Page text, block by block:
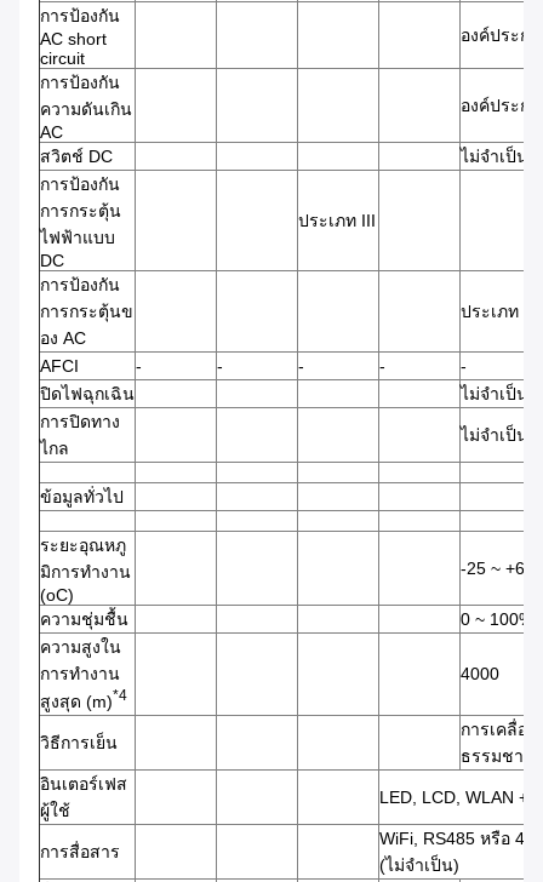
การป้องกัน
AC short
circuit
องค์ประก
การป้องกัน
ความดันเกิน
AC
องค์ประก
สวิตช์ DC
ไม่จําเป็น
การป้องกัน
การกระตุ้น
ไฟฟ้าแบบ
DC
ประเภท III
การป้องกัน
การกระตุ้นข
อง AC
ประเภท III
AFCI - - - -
-
ปิดไฟฉุกเฉิน
ไม่จําเป็น
การปิดทาง
ไกล
ไม่จําเป็น
ข้อมูลทั่วไป
ระยะอุณหภู
มิการทํางาน
(oC)
-25 ~ +60
ความชุ่มชื้น
0 ~ 100%
ความสูงใน
การทํางาน
สูงสุด (m)*4
4000
วิธีการเย็น
การเคลื่อ
ธรรมชาติ
อินเตอร์เฟส
ผู้ใช้
LED, LCD, WLAN +
การสื่อสาร
WiFi, RS485 หรือ
(ไม่จําเป็น)